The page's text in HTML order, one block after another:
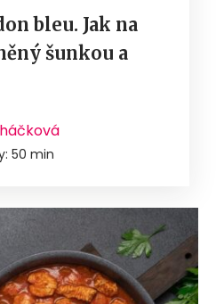
bleu. Jak na
šunkou a
50 min